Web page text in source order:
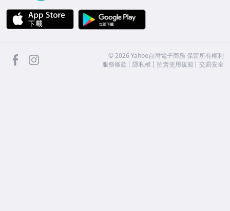
APP Store
facebook ©2026 Yahoo台灣電子商務 保留所有權利
服務條款
隱私權 拍賣使用規範 交易安全